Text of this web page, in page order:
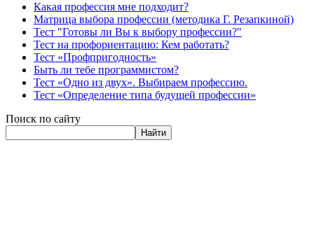
Какая профессия мне подходит?
Матрица выбора профессии (методика Г. Резапкиной)
Тест "Готовы ли Вы к выбору профессии?"
Тест на профориентацию: Кем работать?
Тест «Профпригодность»
Быть ли тебе программистом?
Тест «Одно из двух». Выбираем профессию.
Тест «Определение типа будущей профессии»
Поиск по сайту
Найти